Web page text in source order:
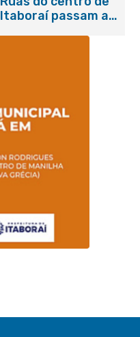
Itaboraí passam a